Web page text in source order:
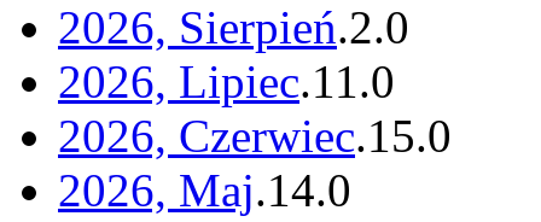
2026, Sierpień.2.0
2026, Lipiec.11.0
2026, Czerwiec.15.0
2026, Maj.14.0